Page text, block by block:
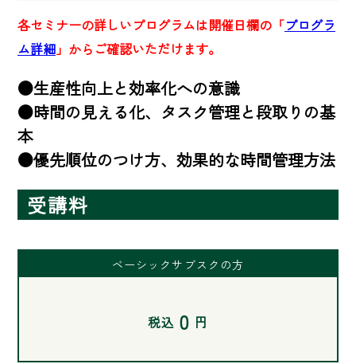
各セミナーの詳しいプログラムは開催日欄の「プログラ
ム詳細」からご確認いただけます。
●生産性向上と効率化への意識
●時間の見える化、タスク管理と段取りの基
本
●優先順位のつけ方、効果的な時間管理方法
受講料
ベーシックサブスクの方
税込 0 円